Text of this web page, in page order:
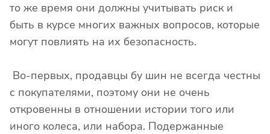
то же время они должны учитывать риск и
быть в курсе многих важных вопросов, которые
могут повлиять на их безопасность.
Во-первых, продавцы бу шин не всегда честны
с покупателями, поэтому они не очень
откровенны в отношении истории того или
иного колеса, или набора. Подержанные